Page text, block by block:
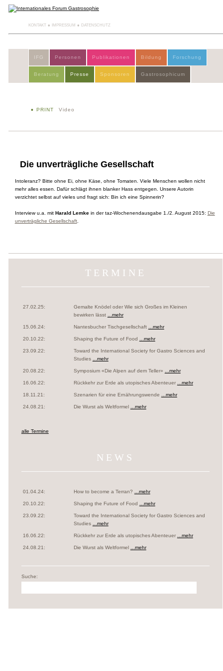
KONTAKT IMPRESSUM DATENSCHUTZ
IFG Personen Publikationen Bildung Forschung
Beratung Presse
PRINT Video
Sponsoren Gastrosophicum
Die unverträgliche Gesellschaft
Intoleranz? Bitte ohne Ei, ohne Käse, ohne Tomaten. Viele Menschen wollen nicht
mehr alles essen. Dafür schlägt ihnen blanker Hass entgegen. Unsere Autorin
verzichtet selbst auf vieles und fragt sich: Bin ich eine Spinnerin?
Interview u.a. mit Harald Lemkein der taz-Wochenendausgabe 1./2. August 2015: Die
unverträgliche Gesellschaft.
TERMINE
27.02.25:
Gemalte Knödel oder Wie sich Großes im Kleinen
bewirken lässt ...mehr
15.06.24: Nantesbucher Tischgesellschaft ...mehr
20.10.22: Shaping the Future of Food ...mehr
23.09.22:
Toward the International Society for Gastro Sciences and
Studies ...mehr
20.08.22: Symposium «Die Alpen auf dem Teller» ...mehr
16.06.22: Rückkehr zur Erde als utopisches Abenteuer ...mehr
18.11.21: Szenarien für eine Ernährungswende ...mehr
24.08.21: Die Wurst als Weltformel ...mehr
alle Termine
NEWS
01.04.24: How to become a Terran? ...mehr
20.10.22: Shaping the Future of Food ...mehr
23.09.22:
Toward the International Society for Gastro Sciences and
Studies ...mehr
16.06.22: Rückkehr zur Erde als utopisches Abenteuer ...mehr
24.08.21: Die Wurst als Weltformel ...mehr